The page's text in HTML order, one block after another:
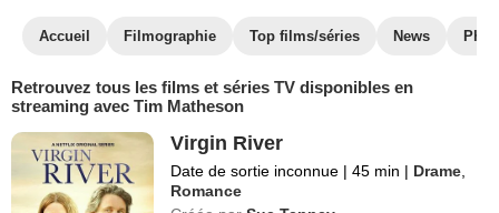
Accueil Filmographie Top films/séries News
Retrouvez tous les films et séries TV disponibles en
streaming avec Tim Matheson
Virgin River
Date de sortie inconnue | 45 min | Drame
Romance